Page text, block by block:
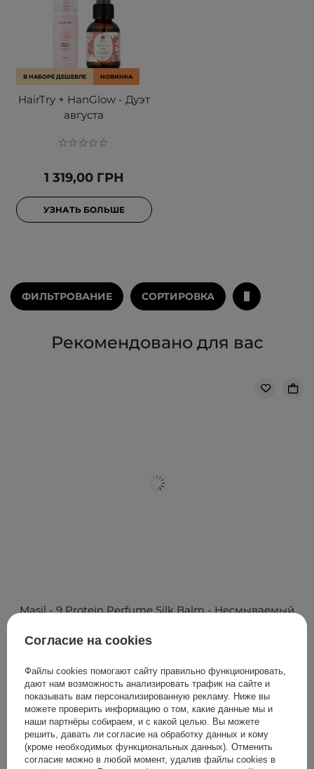
В НАБОРЕ ДЕШЕВЛЕ НОВИНКА
HairTry + HanGlow - Дуэт
августа
1 319,00 ГРН
УЗНАТЬ БОЛЬШЕ
ФИЛЬТРОВАНИЕ СОРТИРОВКА
Рекомендовано для вас
Masil - 9 Protein Perfume Silk Balm - Несмываемый
Зачем нужна сыворотка для волос?
Сыворотка для волос – это концентрированное
средство, которое содержит активные компоненты для
Согласие на cookies
Файлы cookies помогают сайту правильно функционировать,
дают нам возможность анализировать трафик на сайте и
показывать вам персонализированную рекламу. Ниже вы
можете проверить информацию о том, какие данные мы и
наши партнёры собираем, и с какой целью. Вы можете
решить, давать ли согласие на обработку данных и кому
(кроме необходимых функциональных данных). Отменить
согласие можно в любой момент, удалив файлы cookies в